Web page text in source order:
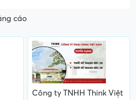
cáo
Công ty TNHH Think Việt